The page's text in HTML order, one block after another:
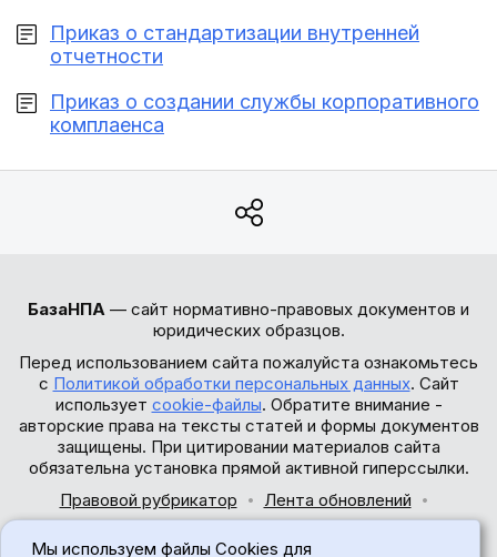
Приказ о стандартизации внутренней
отчетности
Приказ о создании службы корпоративного
комплаенса
БазаНПА — сайт нормативно-правовых документов и
юридических образцов.
Перед использованием сайта пожалуйста ознакомьтесь
с Политикой обработки персональных данных. Сайт
использует cookie-файлы. Обратите внимание -
авторские права на тексты статей и формы документов
защищены. При цитировании материалов сайта
обязательна установка прямой активной гиперссылки.
Правовой рубрикатор
Лента обновлений
Мы используем файлы Cookies для